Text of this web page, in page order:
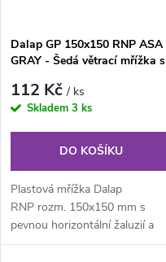
p
r
o
d
u
s
p
r
d
u
Dalap GP 150x150 RNP ASA
GRAY - Šedá větrací mřížka s
112 Kč/ ks
Skladem 3 ks
DO KOŠÍKU
Plastová mřížka Dalap
RNP rozm. 150x150 mm s
pevnou horizontální žaluzií a
posuvnou vertikální žaluzií...